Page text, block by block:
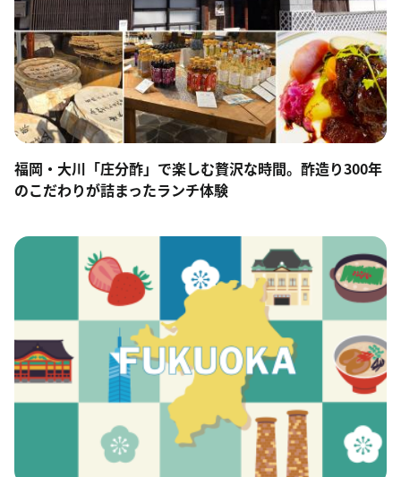
福岡・大川「庄分酢」で楽しむ贅沢な時間。酢造り300年
のこだわりが詰まったランチ体験